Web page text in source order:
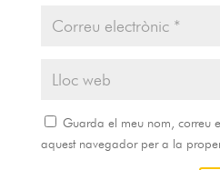
Guarda el meu nom, correu
aquest navegador per a la